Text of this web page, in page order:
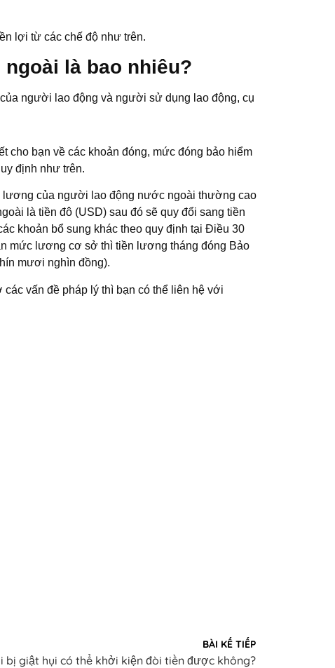
lợi từ các chế độ như trên.
là bao nhiêu?
người lao động và người sử dụng lao động, cụ
cho bạn về các khoản đóng, mức đóng bảo hiểm
định như trên.
lương của người lao động nước ngoài thường cao
là tiền đô (USD) sau đó sẽ quy đổi sang tiền
khoản bổ sung khác theo quy định tại Điều 30
mức lương cơ sở thì tiền lương tháng đóng Bảo
mươi nghìn đồng).
vấn đề pháp lý thì bạn có thể liên hệ với
BÀI KẾ TIẾP
bị giật hụi có thể khởi kiện đòi tiền được không?